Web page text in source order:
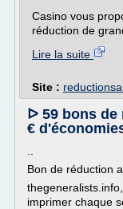
Casino vous
réduction de
Lire la suite
Site :
ᐅ 59 bons de
€
Bon de réduction
imprimer chaque